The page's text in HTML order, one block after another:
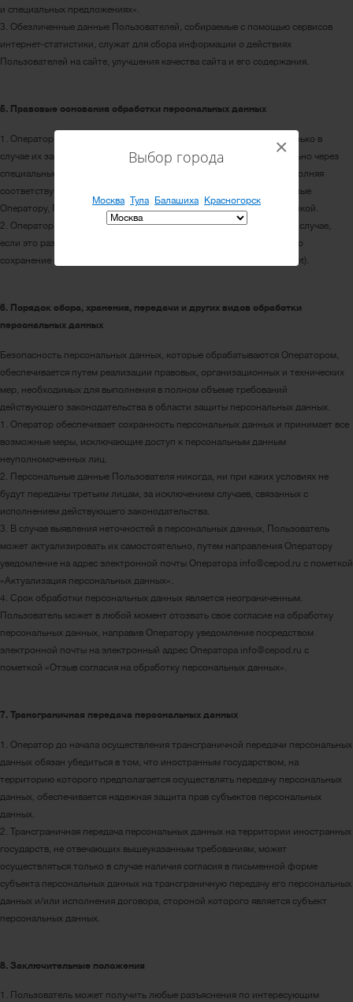
Выбор города
Москва Тула Балашиха Красногорск
×
и специальных предложениях».
3. Обезличенные данные Пользователей, собираемые с помощью сервисов
интернет-статистики, служат для сбора информации о действиях
Пользователей на сайте, улучшения качества сайта и его содержания.
5. Правовые основания обработки персональных данных
1. Оператор обрабатывает персональные данные Пользователя только в
случае их заполнения и/или отправки Пользователем самостоятельно через
специальные формы, расположенные на сайте https://cepod.ru. Заполняя
соответствующие формы и/или отправляя свои персональные данные
Оператору, Пользователь выражает свое согласие с данной Политикой.
2. Оператор обрабатывает обезличенные данные о Пользователе в случае,
если это разрешено в настройках браузера Пользователя (включено
сохранение файлов «cookie» и использование технологии JavaScript).
6. Порядок сбора, хранения, передачи и других видов обработки
персональных данных
Безопасность персональных данных, которые обрабатываются Оператором,
обеспечивается путем реализации правовых, организационных и технических
мер, необходимых для выполнения в полном объеме требований
действующего законодательства в области защиты персональных данных.
1. Оператор обеспечивает сохранность персональных данных и принимает все
возможные меры, исключающие доступ к персональным данным
неуполномоченных лиц.
2. Персональные данные Пользователя никогда, ни при каких условиях не
будут переданы третьим лицам, за исключением случаев, связанных с
исполнением действующего законодательства.
3. В случае выявления неточностей в персональных данных, Пользователь
может актуализировать их самостоятельно, путем направления Оператору
уведомление на адрес электронной почты Оператора info@cepod.ru с пометкой
«Актуализация персональных данных».
4. Срок обработки персональных данных является неограниченным.
Пользователь может в любой момент отозвать свое согласие на обработку
персональных данных, направив Оператору уведомление посредством
электронной почты на электронный адрес Оператора info@cepod.ru с
пометкой «Отзыв согласия на обработку персональных данных».
7. Трансграничная передача персональных данных
1. Оператор до начала осуществления трансграничной передачи персональных
данных обязан убедиться в том, что иностранным государством, на
территорию которого предполагается осуществлять передачу персональных
данных, обеспечивается надежная защита прав субъектов персональных
данных.
2. Трансграничная передача персональных данных на территории иностранных
государств, не отвечающих вышеуказанным требованиям, может
осуществляться только в случае наличия согласия в письменной форме
субъекта персональных данных на трансграничную передачу его персональных
данных и/или исполнения договора, стороной которого является субъект
персональных данных.
8. Заключительные положения
1. Пользователь может получить любые разъяснения по интересующим